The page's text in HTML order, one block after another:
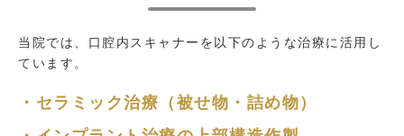
当院では、口腔内スキャナーを以下のような治療に活用し
ています。
・セラミック治療（被せ物・詰め物）